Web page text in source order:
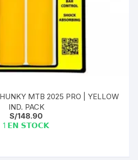
MTB 2025 PRO | YELLOW
IND. PACK
S/148.90
1 𝗘𝗡 𝗦𝗧𝗢𝗖𝗞